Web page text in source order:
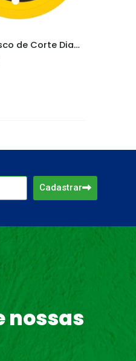
Pistola para Pintura com Caneca em Alumínio Tipo Sucção Psv 100 – Vonder
Cadastrar
nossas